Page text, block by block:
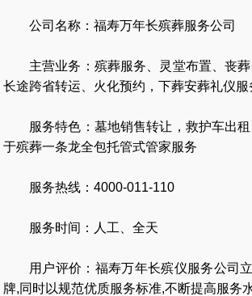
公司名称： 福寿万年长殡葬服务公司
主营业务： 殡葬服务 灵堂布置 、丧
长途跨省转运
火化预约 ， 下葬安葬礼仪服
服务特色： 墓地销售转让 ， 救护车出租
于殡葬一条龙全包托管式管家服务
服务热线：4000-011-110
服务时间：人工、全天
用户评价：福寿万年长殡仪服务公司
牌,同时以规范优质服务标准,不断提高服务